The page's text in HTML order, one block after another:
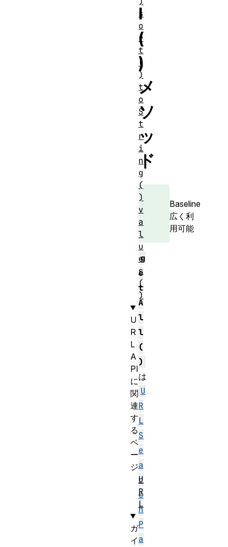
l
(
)
メ
ソ
ッ
ド
Baseline
広く利
用可能
g
e
t
A
l
l
(
)
は
U
R
L
S
e
a
r
c
h
P
a
s
o
r
t
(
)
t
o
S
t
r
i
n
g
(
)
v
a
l
u
e
s
(
)
U
R
L
A
PI
に
関
連
す
る
ペ
ー
ジ
U
R
L
ガ
イ